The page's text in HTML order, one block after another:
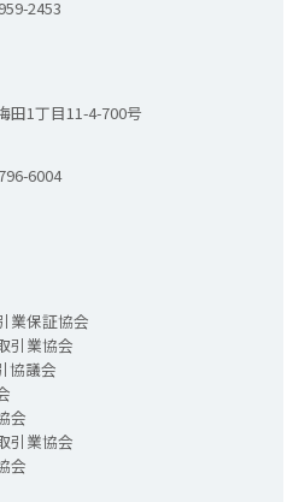
2453
田1丁目11-4-700号
6004
業保証協会
引業協会
協議会
会
引業協会
会